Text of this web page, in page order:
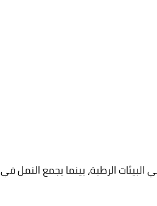
الرطبة، بينما يجمع النمل في